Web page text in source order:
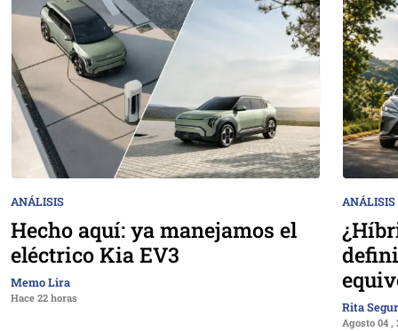
ANÁLISIS
Hecho aquí: ya manejamos el
eléctrico Kia EV3
Memo Lira
Hace 22 horas
ANÁLISIS
Rita
Agosto 04 ,